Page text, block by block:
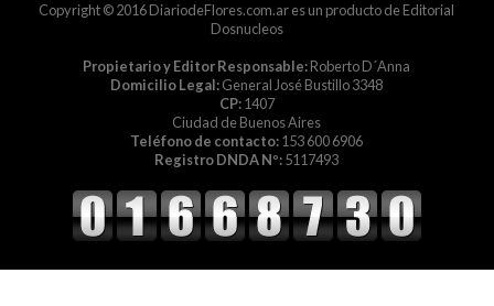
Copyright © 2016 DiariodeFlores.com.ar es un producto de Editorial
Dosnucleos
Propietario y Editor Responsable:Roberto D´Anna
Domicilio Legal:General José Bustillo 3348
CP:1407
Ciudad de Buenos Aires
Teléfono de contacto:153 600 6906
Registro DNDA Nº:5117493